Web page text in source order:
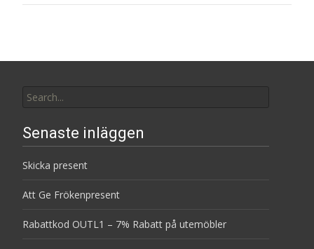
for:
Senaste inläggen
Skicka present
Att Ge Frökenpresent
Rabattkod OUTL1 – 7% Rabatt på utemöbler